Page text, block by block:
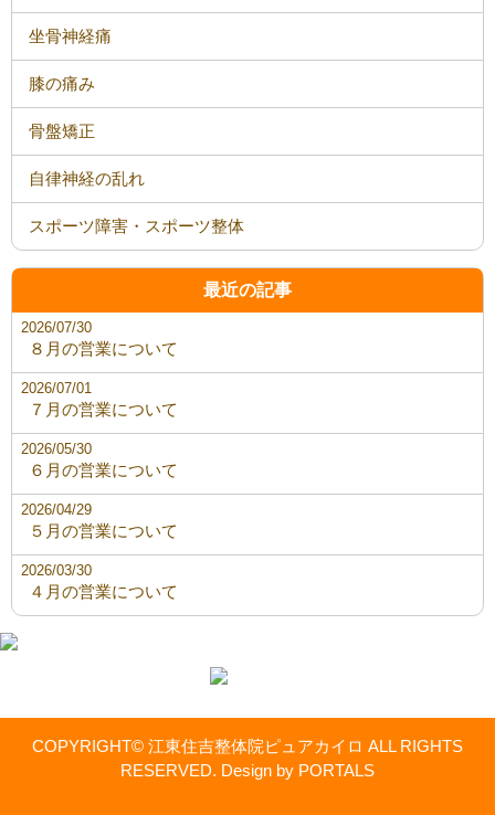
坐骨神経痛
膝の痛み
骨盤矯正
自律神経の乱れ
スポーツ障害・スポーツ整体
最近の記事
８月の営業について
2026/07/30
７月の営業について
2026/07/01
６月の営業について
2026/05/30
５月の営業について
2026/04/29
４月の営業について
2026/03/30
COPYRIGHT© 江東住吉整体院ピュアカイロ ALL RIGHTS
RESERVED. Design by PORTALS